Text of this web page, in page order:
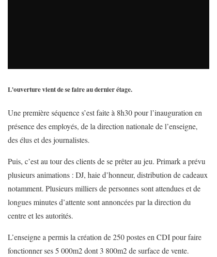
L’ouverture vient de se faire au dernier étage.
Une première séquence s’est faite à 8h30 pour l’inauguration en
présence des employés, de la direction nationale de l’enseigne,
des élus et des journalistes.
Puis, c’est au tour des clients de se prêter au jeu. Primark a prévu
plusieurs animations : DJ, haie d’honneur, distribution de cadeaux
notamment. Plusieurs milliers de personnes sont attendues et de
longues minutes d’attente sont annoncées par la direction du
centre et les autorités.
L’enseigne a permis la création de 250 postes en CDI pour faire
fonctionner ses 5 000m2 dont 3 800m2 de surface de vente.